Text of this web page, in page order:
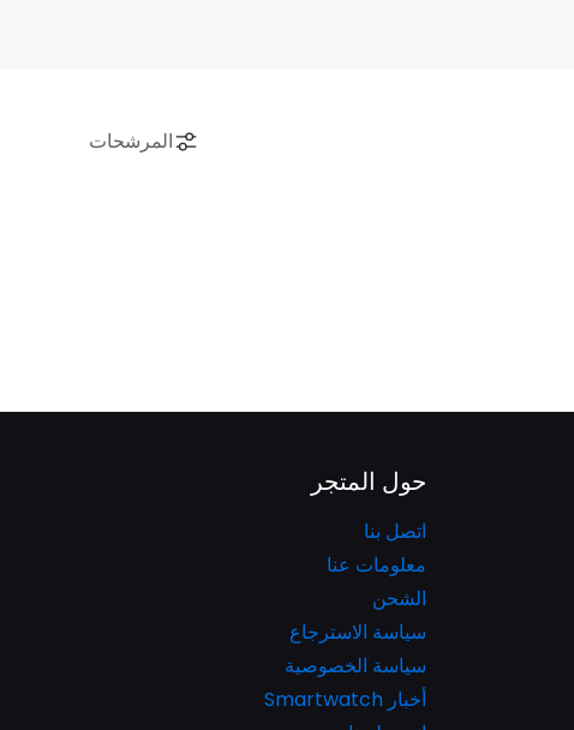
المرشحات
حول المتجر
اتصل بنا
معلومات عنا
الشحن
سياسة الاسترجاع
سياسة الخصوصية
أخبار Smartwatch